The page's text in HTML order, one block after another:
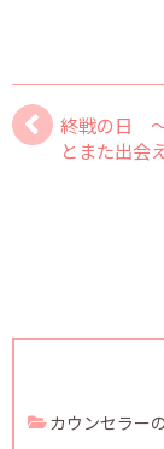
終戦の日
とまた出会
カウンセラー